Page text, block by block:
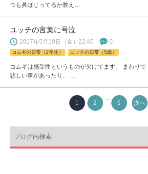
つも鼻ほじってるか教え…
ユッチの言葉に号泣
2017年5月19日（金）22:45 0
コムギの日常（2年生） ユッチの日常（5歳）
コムギは感受性というものが欠けてます。 まわりで
悲しい事があったり、 …
1 2
…
5 次へ